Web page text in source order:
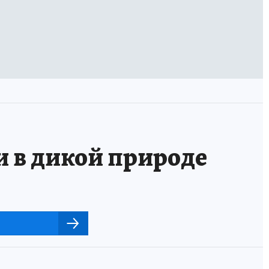
в дикой природе